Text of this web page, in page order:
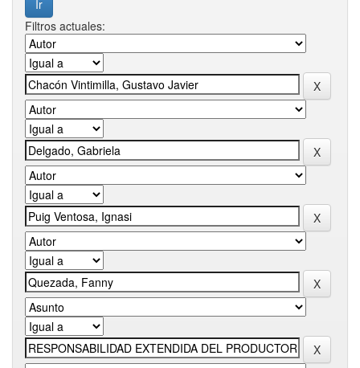
Filtros actuales: